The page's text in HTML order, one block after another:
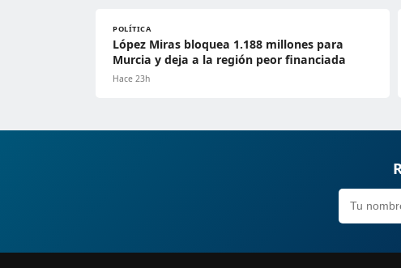
POLÍTICA
López Miras bloquea 1.188 millones para
Murcia y deja a la región peor financiada
Hace 23h